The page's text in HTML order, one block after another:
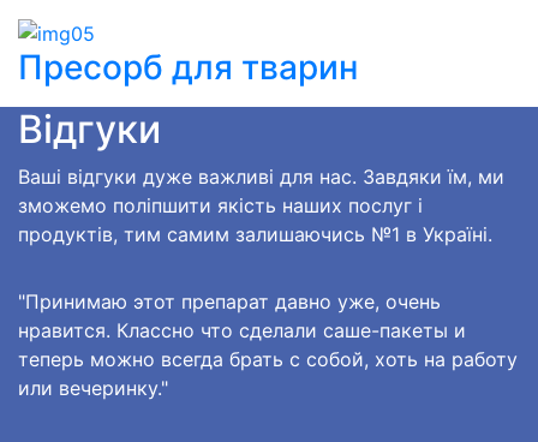
Пресорб для тварин
Відгуки
Ваші відгуки дуже важливі для нас. Завдяки їм, ми
зможемо поліпшити якість наших послуг і
продуктів, тим самим залишаючись №1 в Україні.
"Принимаю этот препарат давно уже, очень
нравится. Классно что сделали саше-пакеты и
теперь можно всегда брать с собой, хоть на работу
или вечеринку."